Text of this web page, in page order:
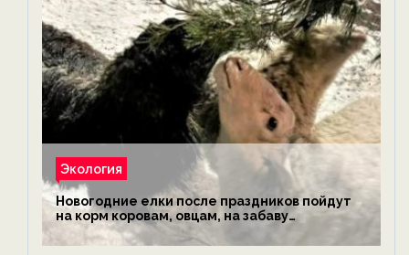
Экология
Новогодние елки после праздников пойдут
на корм коровам, овцам, на забаву
обезьянам, львам и леопардам — новости
экологии на ECOportal